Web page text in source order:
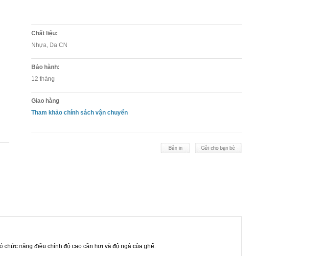
Chất liệu:
Nhựa, Da CN
Bảo hành:
12 tháng
Giao hàng
Tham khảo chính sách vận chuyển
chức năng điều chỉnh độ cao cần hơi và độ ngả của ghế.